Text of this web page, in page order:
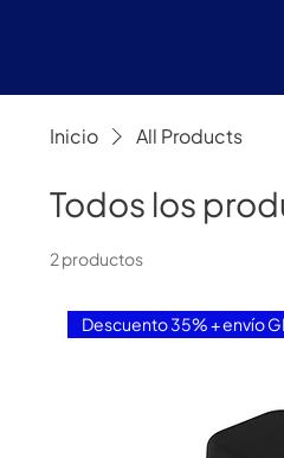
Inicio All Products
Todos los
2 productos
Descuento 35% + envío